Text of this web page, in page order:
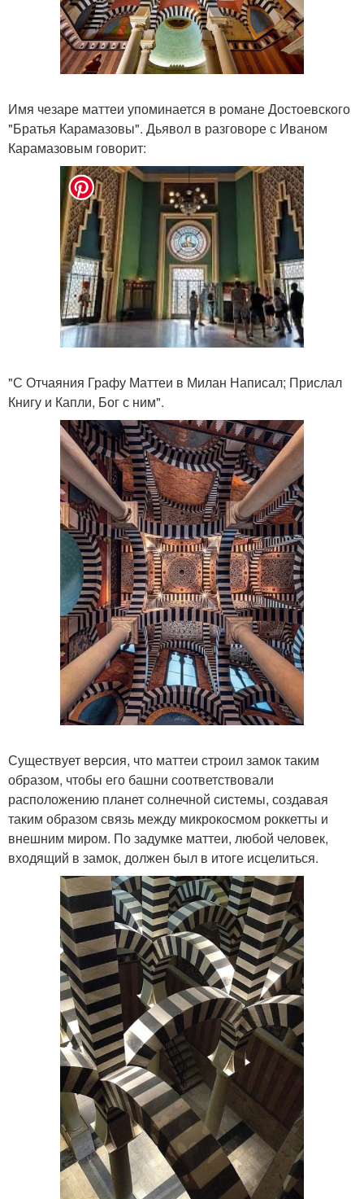
Имя чезаре маттеи упоминается в романе Достоевского
"Братья Карамазовы". Дьявол в разговоре с Иваном
Карамазовым говорит:
"С Отчаяния Графу Маттеи в Милан Написал; Прислал
Книгу и Капли, Бог с ним".
Существует версия, что маттеи строил замок таким
образом, чтобы его башни соответствовали
расположению планет солнечной системы, создавая
таким образом связь между микрокосмом роккетты и
внешним миром. По задумке маттеи, любой человек,
входящий в замок, должен был в итоге исцелиться.